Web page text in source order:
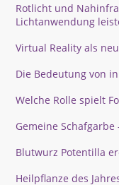
Rotlicht und
Lichtanwendung
Virtual Reality als
Die Bedeutung von
Welche Rolle spielt
Gemeine
Blutwurz Potentilla
Heilpflanze des